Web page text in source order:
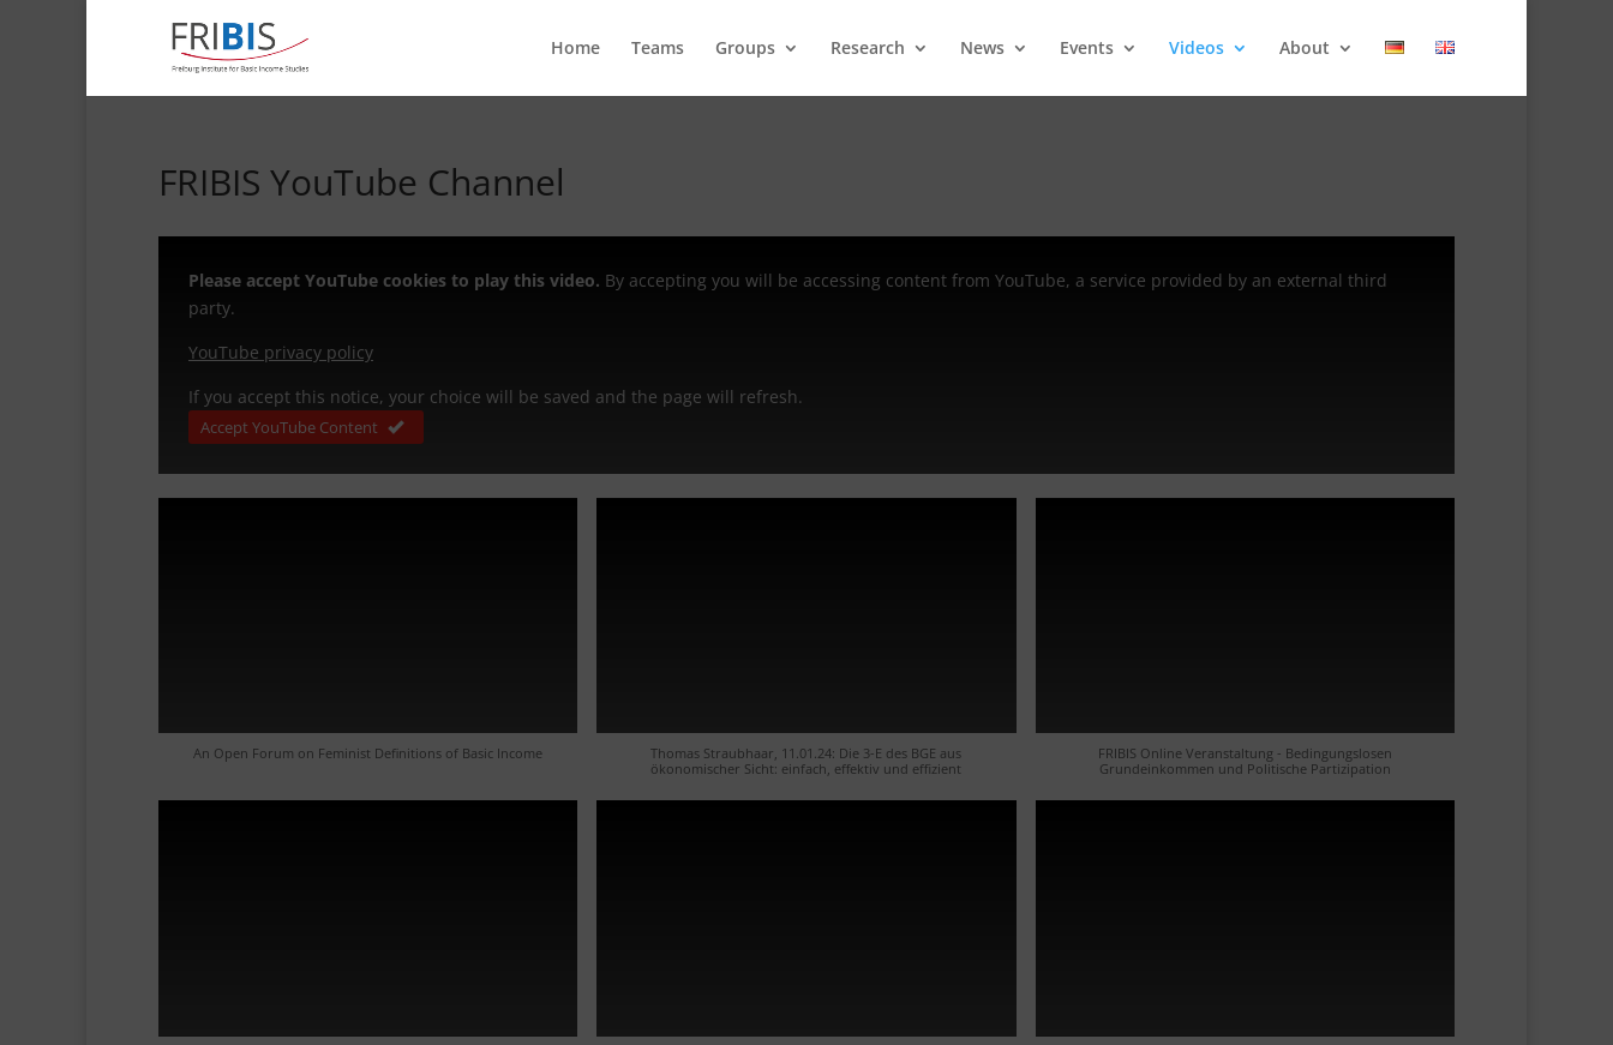
Home Teams Groups Research News Events Videos About
FRIBIS YouTube Channel
Please accept YouTube cookies to play this video. By accepting you will be accessing content from YouTube, a service provided by an external third
party.
YouTube privacy policy
If you accept this notice, your choice will be saved and the page will refresh.
Accept YouTube Content
An Open Forum on Feminist Definitions of Basic Income
Thomas Straubhaar, 11.01.24: Die 3-E des BGE aus
ökonomischer Sicht: einfach, effektiv und effizient
FRIBIS Online Veranstaltung - Bedingungslosen
Grundeinkommen und Politische Partizipation